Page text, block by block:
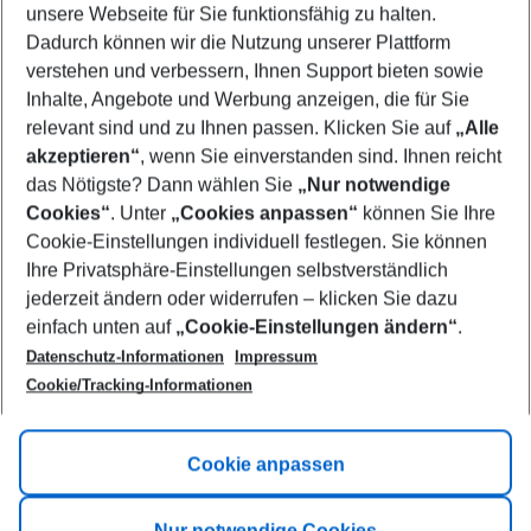
07/08/26–05/08/27 5-8 nights
Who will travel
2 adults No children
Show more filter
Footer
Footer navigation
Title A
Link A
unsere Webseite für Sie funktionsfähig zu halten.
Dadurch können wir die Nutzung unserer Plattform
verstehen und verbessern, Ihnen Support bieten sowie
Inhalte, Angebote und Werbung anzeigen, die für Sie
relevant sind und zu Ihnen passen. Klicken Sie auf „Alle
akzeptieren“, wenn Sie einverstanden sind. Ihnen reicht
das Nötigste? Dann wählen Sie „Nur notwendige
Cookies“. Unter „Cookies anpassen“ können Sie Ihre
Cookie-Einstellungen individuell festlegen. Sie können
Ihre Privatsphäre-Einstellungen selbstverständlich
jederzeit ändern oder widerrufen – klicken Sie dazu
einfach unten auf „Cookie-Einstellungen ändern“.
Datenschutz-Informationen
Impressum
Cookie/Tracking-Informationen
Cookie anpassen